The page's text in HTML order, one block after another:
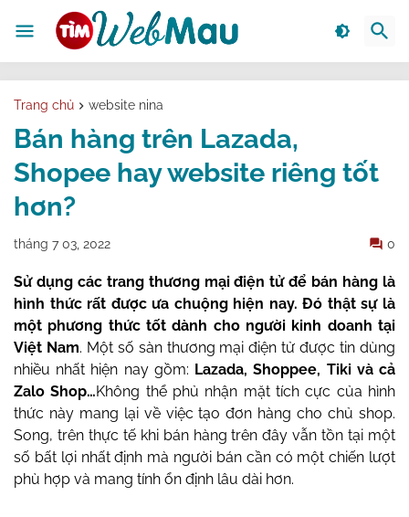
Trang chủ website nina
Bán hàng trên Lazada,
Shopee hay website riêng tốt
hơn?
tháng 7 03, 2022 0
Sử dụng các trang thương mại điện tử để bán hàng là
hình thức rất được ưa chuộng hiện nay. Đó thật sự là
một phương thức tốt dành cho người kinh doanh tại
Việt Nam. Một số sàn thương mại điện tử được tin dùng
nhiều nhất hiện nay gồm: Lazada, Shoppee, Tiki và cả
Zalo Shop…Không thể phủ nhận mặt tích cực của hình
thức này mang lại về việc tạo đơn hàng cho chủ shop.
Song, trên thực tế khi bán hàng trên đây vẫn tồn tại một
số bất lợi nhất định mà người bán cần có một chiến lượt
phù hợp và mang tính ổn định lâu dài hơn.